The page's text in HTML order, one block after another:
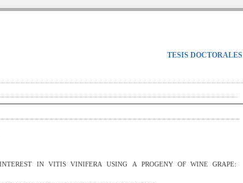
TESIS DOCTORALES
IN VITIS VINIFERA USING A PROGENY OF WINE GRAPE: